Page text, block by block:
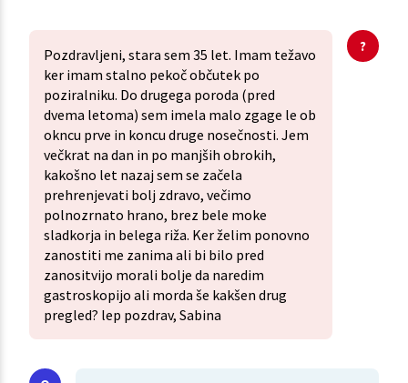
Pozdravljeni, stara sem 35 let. Imam težavo
ker imam stalno pekoč občutek po
poziralniku. Do drugega poroda (pred
dvema letoma) sem imela malo zgage le ob
okncu prve in koncu druge nosečnosti. Jem
večkrat na dan in po manjših obrokih,
kakošno let nazaj sem se začela
prehrenjevati bolj zdravo, večimo
polnozrnato hrano, brez bele moke
sladkorja in belega riža. Ker želim ponovno
zanostiti me zanima ali bi bilo pred
zanositvijo morali bolje da naredim
gastroskopijo ali morda še kakšen drug
pregled? lep pozdrav, Sabina